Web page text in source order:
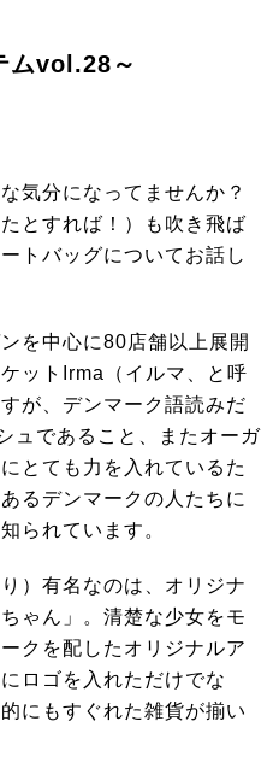
ムvol.28～
気分になってませんか？
とすれば！）も吹き飛ば
トバッグについてお話し
を中心に80店舗以上展開
ットIrma（イルマ、と呼
が、デンマーク語読みだ
ュであること、またオーガ
とても力を入れているた
るデンマークの人たちに
られています。
）有名なのは、オリジナ
ゃん」。清楚な少女をモ
クを配したオリジナルア
ロゴを入れただけでな
にもすぐれた雑貨が揃い